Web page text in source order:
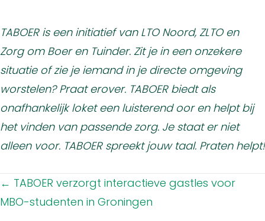
TABOER is een initiatief van LTO Noord, ZLTO en
Zorg om Boer en Tuinder. Zit je in een onzekere
situatie of zie je iemand in je directe omgeving
worstelen? Praat erover. TABOER biedt als
onafhankelijk loket een luisterend oor en helpt bij
het vinden van passende zorg. Je staat er niet
alleen voor. TABOER spreekt jouw taal. Praten helpt!
Posts
navigation
← TABOER verzorgt interactieve gastles voor
MBO-studenten in Groningen